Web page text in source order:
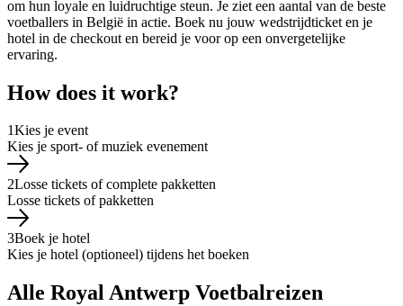
om hun loyale en luidruchtige steun. Je ziet een aantal van de beste
voetballers in België in actie. Boek nu jouw wedstrijdticket en je
hotel in de checkout en bereid je voor op een onvergetelijke
ervaring.
How does it work?
1Kies je event
Kies je sport- of muziek evenement
2Losse tickets of complete pakketten
Losse tickets of pakketten
3Boek je hotel
Kies je hotel (optioneel) tijdens het boeken
Alle Royal Antwerp Voetbalreizen